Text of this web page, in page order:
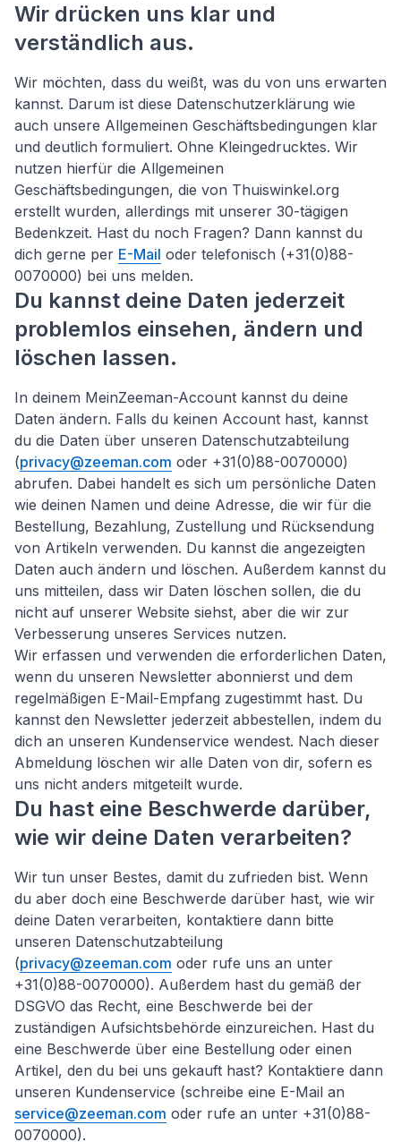
Wir drücken uns klar und
verständlich aus.
Wir möchten, dass du weißt, was du von uns erwarten
kannst. Darum ist diese Datenschutzerklärung wie
auch unsere Allgemeinen Geschäftsbedingungen klar
und deutlich formuliert. Ohne Kleingedrucktes. Wir
nutzen hierfür die Allgemeinen
Geschäftsbedingungen, die von Thuiswinkel.org
erstellt wurden, allerdings mit unserer 30-tägigen
Bedenkzeit. Hast du noch Fragen? Dann kannst du
dich gerne per E-Mail oder telefonisch (+31(0)88-
0070000) bei uns melden.
Du kannst deine Daten jederzeit
problemlos einsehen, ändern und
löschen lassen.
In deinem MeinZeeman-Account kannst du deine
Daten ändern. Falls du keinen Account hast, kannst
du die Daten über unseren Datenschutzabteilung
(privacy@zeeman.com oder +31(0)88-0070000)
abrufen. Dabei handelt es sich um persönliche Daten
wie deinen Namen und deine Adresse, die wir für die
Bestellung, Bezahlung, Zustellung und Rücksendung
von Artikeln verwenden. Du kannst die angezeigten
Daten auch ändern und löschen. Außerdem kannst du
uns mitteilen, dass wir Daten löschen sollen, die du
nicht auf unserer Website siehst, aber die wir zur
Verbesserung unseres Services nutzen.
Wir erfassen und verwenden die erforderlichen Daten,
wenn du unseren Newsletter abonnierst und dem
regelmäßigen E-Mail-Empfang zugestimmt hast. Du
kannst den Newsletter jederzeit abbestellen, indem du
dich an unseren Kundenservice wendest. Nach dieser
Abmeldung löschen wir alle Daten von dir, sofern es
uns nicht anders mitgeteilt wurde.
Du hast eine Beschwerde darüber,
wie wir deine Daten verarbeiten?
Wir tun unser Bestes, damit du zufrieden bist. Wenn
du aber doch eine Beschwerde darüber hast, wie wir
deine Daten verarbeiten, kontaktiere dann bitte
unseren Datenschutzabteilung
(privacy@zeeman.com oder rufe uns an unter
+31(0)88-0070000). Außerdem hast du gemäß der
DSGVO das Recht, eine Beschwerde bei der
zuständigen Aufsichtsbehörde einzureichen. Hast du
eine Beschwerde über eine Bestellung oder einen
Artikel, den du bei uns gekauft hast? Kontaktiere dann
unseren Kundenservice (schreibe eine E-Mail an
service@zeeman.com oder rufe an unter +31(0)88-
0070000).